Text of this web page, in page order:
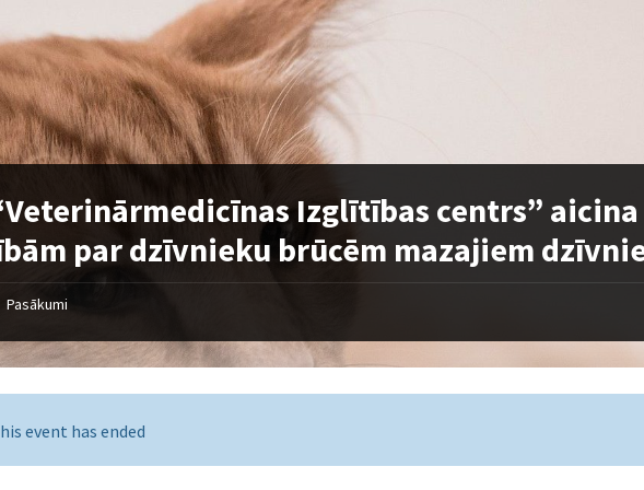
Izglītības centrs”
par dzīvnieku brūcēm mazajiem
Pasākumi
event has ended